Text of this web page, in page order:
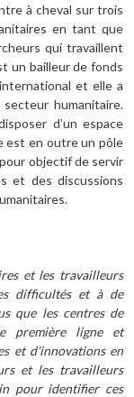
à cheval sur trois
en tant que
qui travaillent
un bailleur de fonds
et elle a
humanitaire.
d’un espace
est en outre un pôle
objectif de servir
et des discussions
et les travailleurs
difficultés et à de
que les centres de
première ligne et
et d’innovations en
et les travailleurs
pour identifier ces